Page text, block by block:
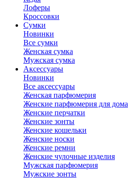
Лоферы
Кроссовки
Сумки
Новинки
Все сумки
Женская сумка
Мужская сумка
Аксессуары
Новинки
Все аксессуары
Женская парфюмерия
Женские парфюмерия для дома
Женские перчатки
Женские зонты
Женские кошельки
Женские носки
Женские ремни
Женские чулочные изделия
Мужская парфюмерия
Мужские зонты